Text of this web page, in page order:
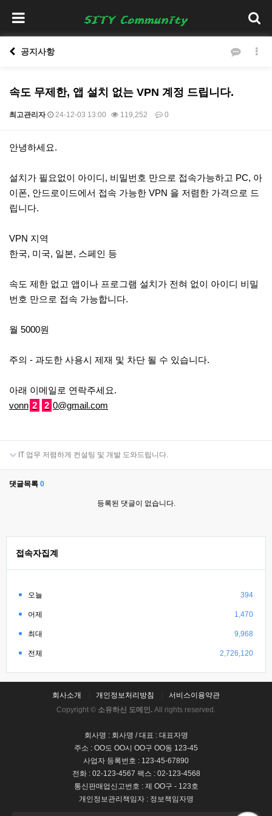
공지사항
속도 무제한, 앱 설치 없는 VPN 계정 드립니다.
최고관리자 24-12-03 13:00 119,252 0
본문
안녕하세요.
설치가 필요없이 아이디, 비밀번호 만으로 접속가능하고 PC, 아
이폰, 안드로이드에서 접속 가능한 VPN 을 저렴한 가격으로 드
립니다.
VPN 지역
한국, 미국, 일본, 스페인 등
속도 제한 없고 앱이나 프로그램 설치가 전혀 없이 아이디 비밀
번호 만으로 접속 가능합니다.
월 5000원
주의 - 과도한 사용시 제재 및 차단 될 수 있습니다.
아래 이메일로 연락주세요.
vonn 2 2 0@gmail.com
IT 업무 저렴하게 컨설팅 및 개발 도와드립니다.
댓글목록 0
등록된 댓글이 없습니다.
접속자집계
오늘 394
어제 1,470
최대 9,968
전체 2,726,120
회사소개 개인정보처리방침
서비스이용약관
Copyright © 소유하신 도메인. All rights reserved.
회사명 : 회사명 / 대표 : 대표자명
주소 : OO도 OO시 OO구 OO동 123-45
사업자 등록번호 : 123-45-67890
전화 : 02-123-4567 팩스 : 02-123-4568
통신판매업신고번호 : 제 OO구 - 123호
개인정보관리책임자 : 정보책임자명